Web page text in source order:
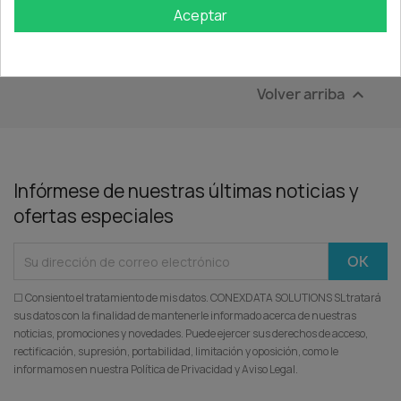
Volver arriba 
Infórmese de nuestras últimas noticias y
ofertas especiales
☐ Consiento el tratamiento de mis datos. CONEXDATA SOLUTIONS SL tratará
sus datos con la finalidad de mantenerle informado acerca de nuestras
noticias, promociones y novedades. Puede ejercer sus derechos de acceso,
rectificación, supresión, portabilidad, limitación y oposición, como le
informamos en nuestra Política de Privacidad y Aviso Legal.
Aceptar